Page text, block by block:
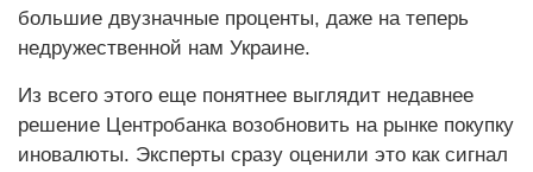
большие двузначные проценты, даже на теперь
недружественной нам Украине.
Из всего этого еще понятнее выглядит недавнее
решение Центробанка возобновить на рынке покупку
иновалюты. Эксперты сразу оценили это как сигнал